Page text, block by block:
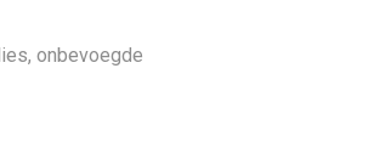
onbevoegde